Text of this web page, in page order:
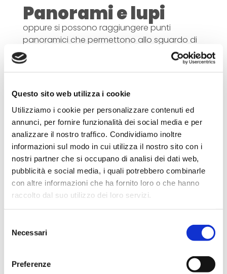
Questo sito web utilizza i cookie
Utilizziamo i cookie per personalizzare contenuti ed
annunci, per fornire funzionalità dei social media e per
analizzare il nostro traffico. Condividiamo inoltre
informazioni sul modo in cui utilizza il nostro sito con i
nostri partner che si occupano di analisi dei dati web,
pubblicità e social media, i quali potrebbero combinarle
con altre informazioni che ha fornito loro o che hanno
raccolto dal suo utilizzo dei loro servizi.
delNecessari
Preferenze
Panorami e lupi
oppure si possono raggiungere punti
panoramici che permettono allo sguardo di
abbracciare tutta la Romagna verso nord, e
parte della Toscana e dell’Appennino Umbro-
Marchigiano verso sud, dal Monte Amiata ai
Sibillini. Non di rado, in special modo dalla
invernali, ma non solo, è possibilevedere a
occhio nudo le vette delle Alpidel Trentino
e del Veneto. Inoltre, soprattutto agli
escursionisti silenziosi, può capitare di
incrociare alcuni deitanti animali selvatici
che popolano i boschi, i prati e i cieli sopra il
Fumaiolo. Gli incontri più frequenti avvengono
con caprioli, cinghiali, cervi, poiane e, più
raramente, aquile, mentre l’incontro con il
lupo, predatore timido e schivo, è riservato ai
più fortunati.
settimana o per una vacanza prolungata, il